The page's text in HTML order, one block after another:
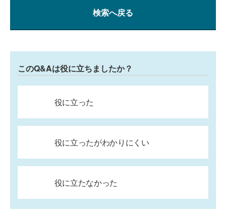
検索へ戻る
このQ&Aは役に立ちましたか？
役に立った
役に立ったがわかりにくい
役に立たなかった